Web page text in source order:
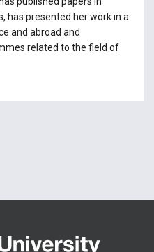
has presented her work in a
and abroad and
related to the field of